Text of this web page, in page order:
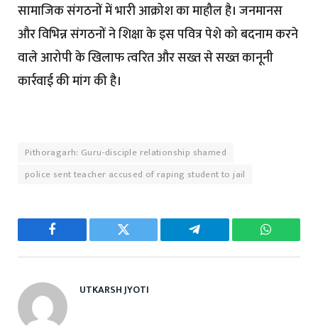
सामाजिक संगठनों में भारी आक्रोश का माहौल है। जनमानस
और विभिन्न संगठनों ने शिक्षा के इस पवित्र पेशे को बदनाम करने
वाले आरोपी के खिलाफ त्वरित और सख्त से सख्त कानूनी
कार्रवाई की मांग की है।
Pithoragarh: Guru-disciple relationship shamed
police sent teacher accused of raping student to jail
Facebook Twitter Telegram
UTKARSH JYOTI